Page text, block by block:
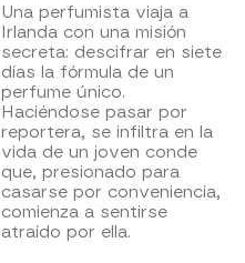
Una perfumista viaja a
Irlanda con una misión
secreta: descifrar en siete
días la fórmula de un
perfume único.
Haciéndose pasar por
reportera, se infiltra en la
vida de un joven conde
que, presionado para
casarse por conveniencia,
comienza a sentirse
atraído por ella.